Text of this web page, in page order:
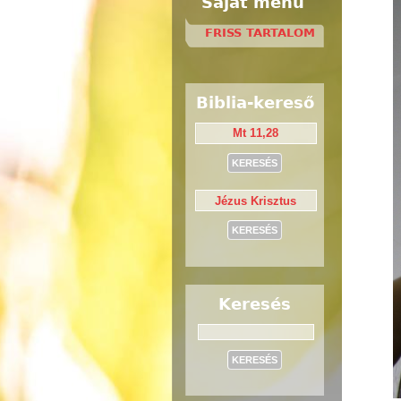
FRISS TARTALOM
Biblia-kereső
Keresés